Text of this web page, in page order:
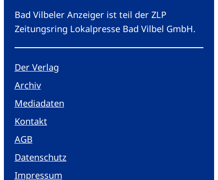
Bad Vilbeler Anzeiger ist teil der ZLP
Zeitungsring Lokalpresse Bad Vilbel GmbH.
Der Verlag
Archiv
Mediadaten
Kontakt
AGB
Datenschutz
Impressum